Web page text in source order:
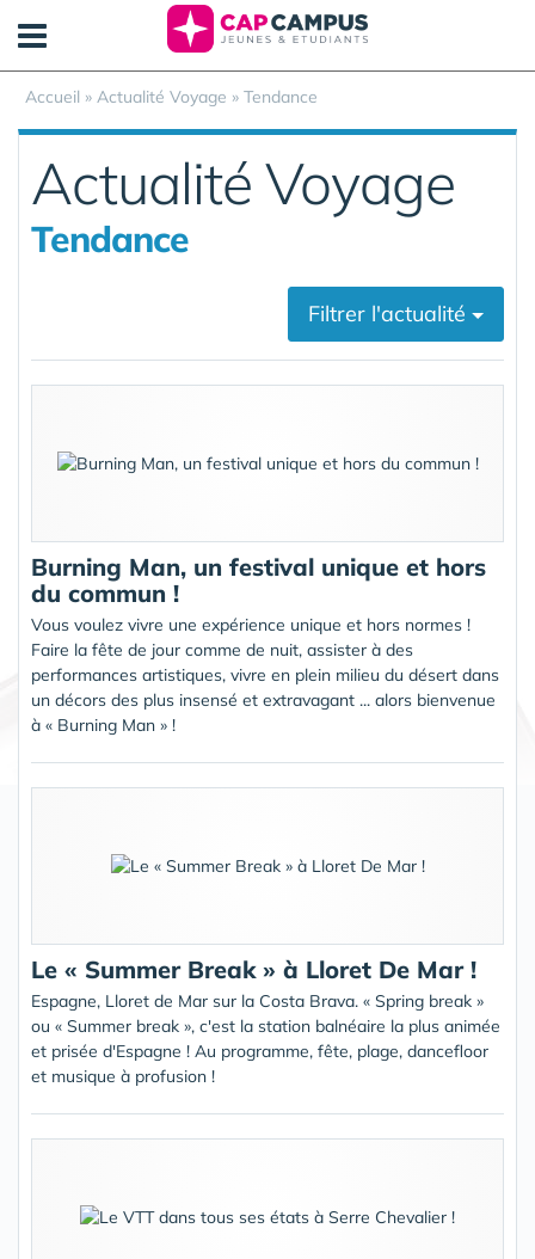
Accueil » Actualité Voyage » Tendance
Actualité Voyage
Tendance
Filtrer l'actualité
Burning Man, un festival unique et hors
du commun !
Vous voulez vivre une expérience unique et hors normes !
Faire la fête de jour comme de nuit, assister à des
performances artistiques, vivre en plein milieu du désert dans
un décors des plus insensé et extravagant ... alors bienvenue
à « Burning Man » !
Le « Summer Break » à Lloret De Mar !
Espagne, Lloret de Mar sur la Costa Brava. « Spring break »
ou « Summer break », c'est la station balnéaire la plus animée
et prisée d'Espagne ! Au programme, fête, plage, dancefloor
et musique à profusion !
Panneau de gestion des cookies